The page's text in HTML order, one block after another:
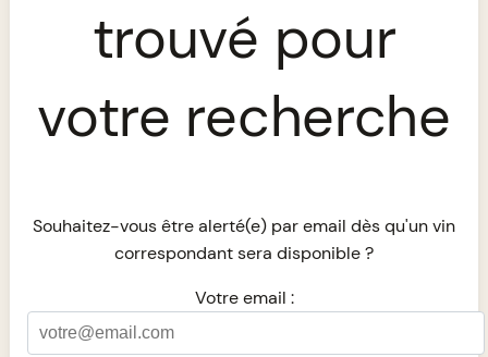
trouvé pour
votre recherche
Souhaitez-vous être alerté(e) par email dès qu'un vin
correspondant sera disponible ?
Votre email :